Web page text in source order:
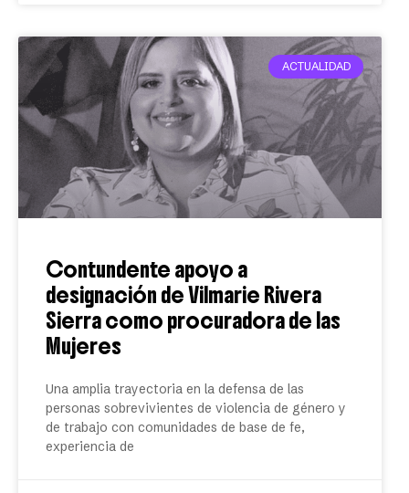
ACTUALIDAD
Contundente apoyo a
designación de Vilmarie Rivera
Sierra como procuradora de las
Mujeres
Una amplia trayectoria en la defensa de las
personas sobrevivientes de violencia de género y
de trabajo con comunidades de base de fe,
experiencia de